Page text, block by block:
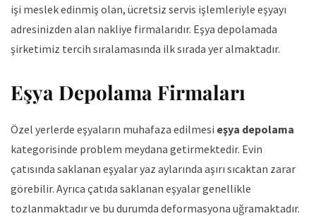
işi meslek edinmiş olan, ücretsiz servis işlemleriyle eşyayı
adresinizden alan nakliye firmalarıdır. Eşya depolamada
şirketimiz tercih sıralamasında ilk sırada yer almaktadır.
Eşya Depolama Firmaları
Özel yerlerde eşyaların muhafaza edilmesi eşya depolama
kategorisinde problem meydana getirmektedir. Evin
çatısında saklanan eşyalar yaz aylarında aşırı sıcaktan zarar
görebilir. Ayrıca çatıda saklanan eşyalar genellikle
tozlanmaktadır ve bu durumda deformasyona uğramaktadır.